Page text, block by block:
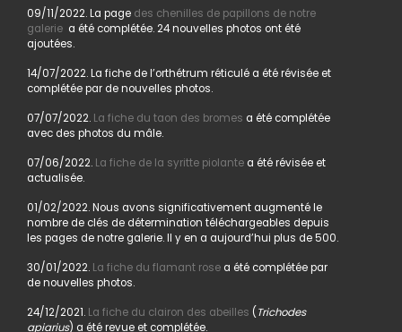
09/11/2022. La page des chenilles de papillons de notre
galerie a été complétée. 24 nouvelles photos ont été
ajoutées.
14/07/2022. La fiche de l’orthétrum réticulé a été révisée et
complétée par de nouvelles photos.
07/07/2022. La fiche du taon des bromes a été complétée
avec des photos du mâle.
07/06/2022. La fiche de la syritte piolantea été révisée et
actualisée.
01/02/2022. Nous avons significativement augmenté le
nombre de clés de détermination téléchargeables depuis
les pages de notre galerie. Il y en a aujourd’hui plus de 500.
30/01/2022. La fiche du flamant rosea été complétée par
de nouvelles photos.
24/12/2021. La fiche du clairon des abeilles ( Trichodes
apiarius) a été revue et complétée.